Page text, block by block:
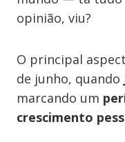
opinião, viu?
O principal
de junho, quando
marcando um
crescimento